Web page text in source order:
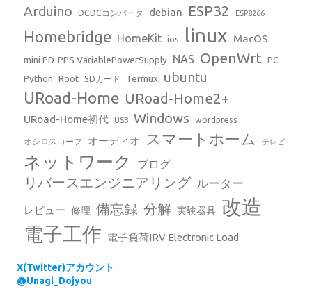
Arduino DCDCコンバータ debian ESP32 ESP8266
Homebridge HomeKit ios linux MacOS
mini PD-PPS VariablePowerSupply NAS OpenWrt PC
Python Root SDカード Termux ubuntu
URoad-Home URoad-Home2+
URoad-Home初代 USB Windows wordpress
オシロスコープ オーディオ スマートホーム テレビ
ネットワーク ブログ
リバースエンジニアリング ルーター
レビュー 修理 備忘録 分解 実験器具 改造
電子工作 電子負荷IRV Electronic Load
X(Twitter)アカウント
@Unagi_Dojyou